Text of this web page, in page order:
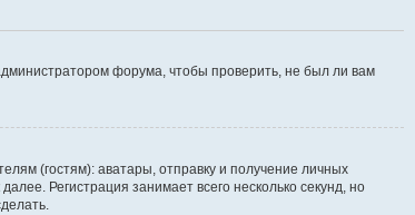
форума, чтобы проверить, не был ли вам
(гостям): аватары, отправку и получение личных
Регистрация занимает всего несколько секунд, но